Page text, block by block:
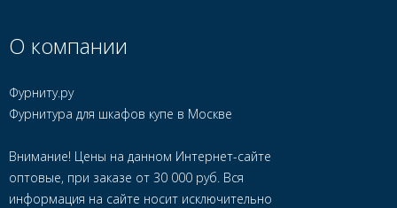
О компании
Фурниту.ру
Фурнитура для шкафов купе в Москве
Внимание! Цены на данном Интернет-сайте
оптовые, при заказе от 30 000 руб. Вся
информация на сайте носит исключительно